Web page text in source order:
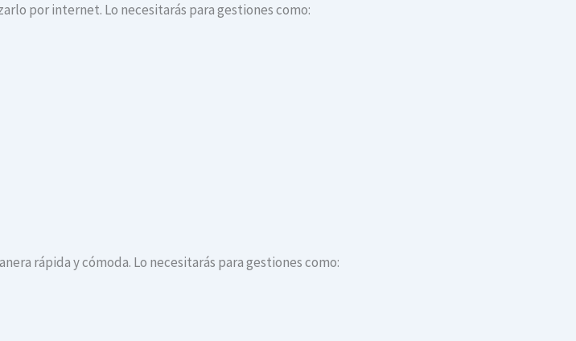
por internet. Lo necesitarás para gestiones como:
rápida y cómoda. Lo necesitarás para gestiones como: